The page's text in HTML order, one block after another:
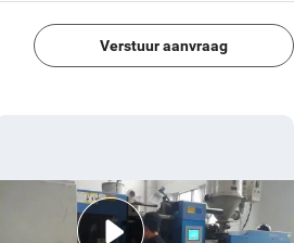
Verstuur aanvraag